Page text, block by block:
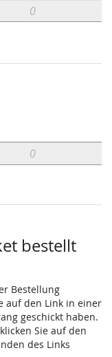
bestellt
Bestellung
auf den Link in einer
geschickt haben.
Sie auf den
des Links